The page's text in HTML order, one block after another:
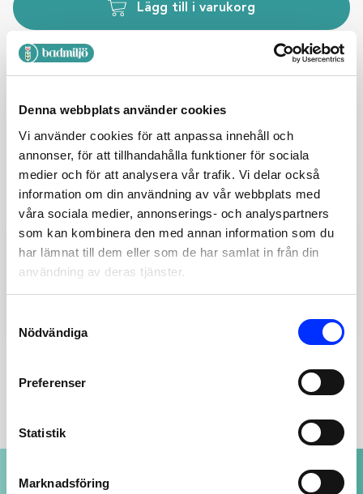
Denna webbplats använder cookies
Vi använder cookies för att anpassa innehåll och
annonser, för att tillhandahålla funktioner för sociala
medier och för att analysera vår trafik. Vi delar också
information om din användning av vår webbplats med
våra sociala medier, annonserings- och analyspartners
som kan kombinera den med annan information som du
har lämnat till dem eller som de har samlat in från din
användning av deras tjänster.
Selection
Nödvändiga
Preferenser
Statistik
Marknadsföring
Lägg till i varukorg
BESKRIVNING
DU KANSKE OCKSÅ GILLAR …
T170330
DUSCHHANDTAG TIGER
AKCENT
NOGGRANT UTVALDA PRODUKTER